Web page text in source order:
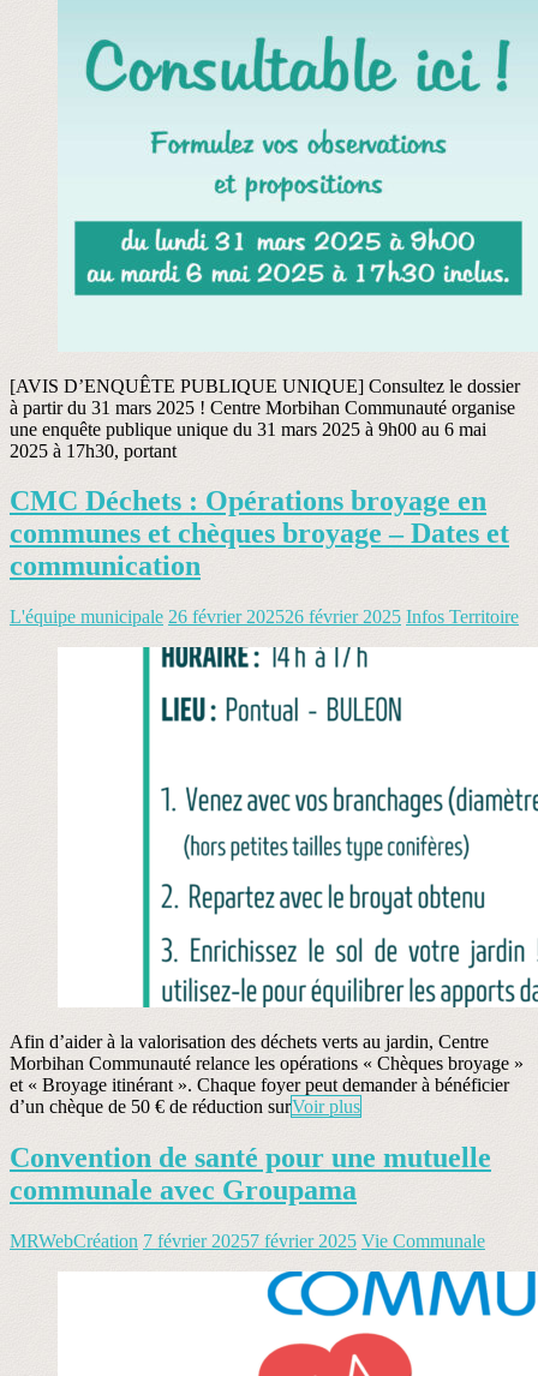
[AVIS D’ENQUÊTE PUBLIQUE UNIQUE] Consultez le dossier
à partir du 31 mars 2025 ! Centre Morbihan Communauté organise
une enquête publique unique du 31 mars 2025 à 9h00 au 6 mai
2025 à 17h30, portant
CMC Déchets : Opérations broyage en
communes et chèques broyage – Dates et
communication
L'équipe municipale 26 février 202526 février 2025 Infos Territoire
Afin d’aider à la valorisation des déchets verts au jardin, Centre
Morbihan Communauté relance les opérations « Chèques broyage »
et « Broyage itinérant ». Chaque foyer peut demander à bénéficier
d’un chèque de 50 € de réduction surVoir plus
Convention de santé pour une mutuelle
communale avec Groupama
MRWebCréation 7 février 20257 février 2025 Vie Communale